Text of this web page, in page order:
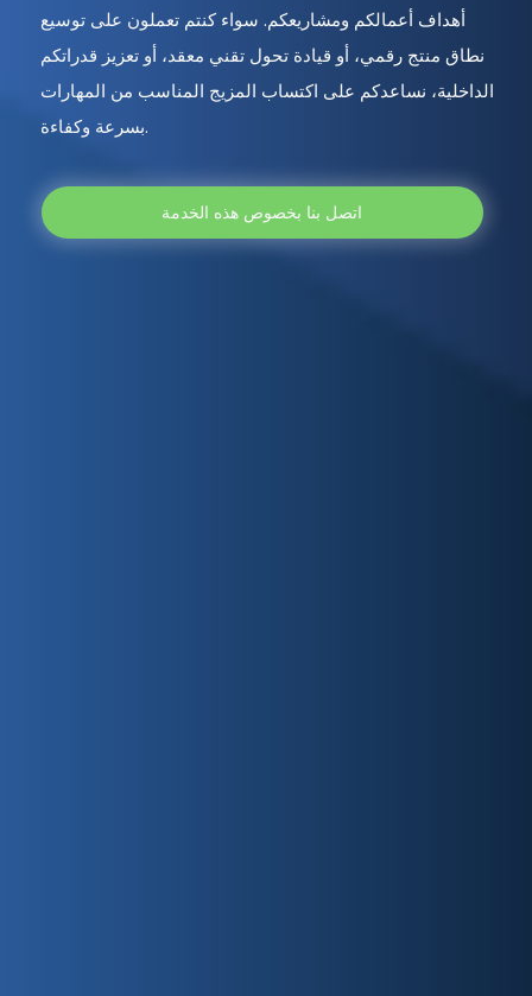
أهداف أعمالكم ومشاريعكم. سواء كنتم تعملون على توسيع
نطاق منتج رقمي، أو قيادة تحول تقني معقد، أو تعزيز قدراتكم
الداخلية، نساعدكم على اكتساب المزيج المناسب من المهارات
بسرعة وكفاءة.
اتصل بنا بخصوص هذه الخدمة